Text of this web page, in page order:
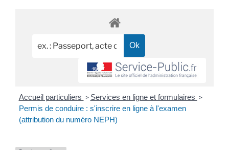
Accueil particuliers > Services en ligne et formulaires >
Permis de conduire : s'inscrire en ligne à l'examen
(attribution du numéro NEPH)